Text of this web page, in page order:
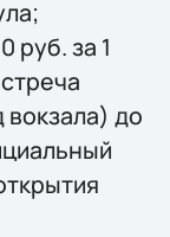
руб. за 1
до